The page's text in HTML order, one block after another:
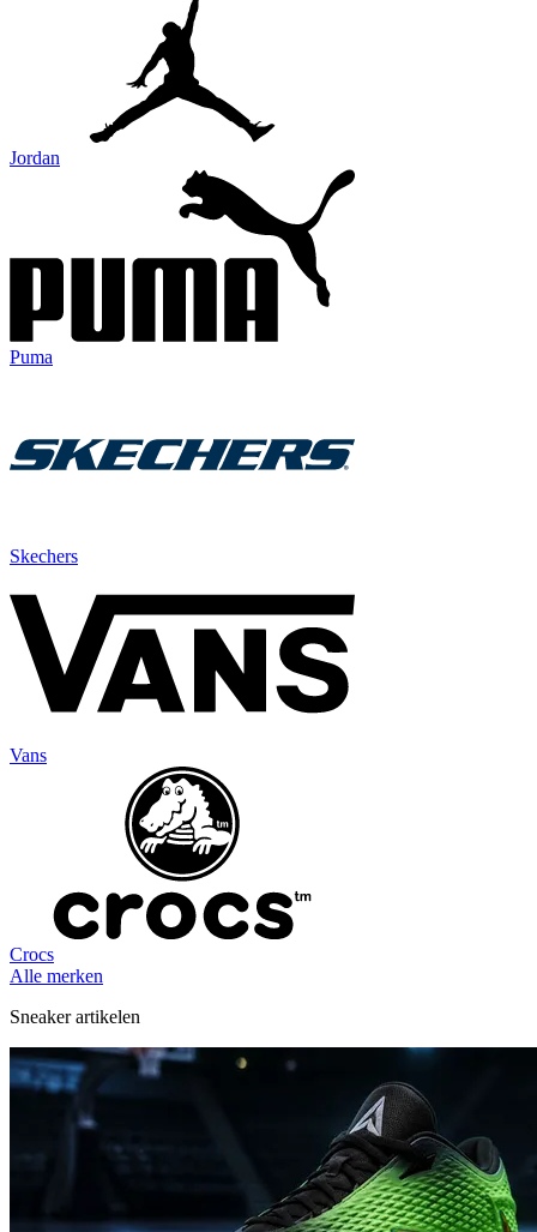
Jordan
Puma
Skechers
Vans
Crocs
Alle merken
Sneaker artikelen